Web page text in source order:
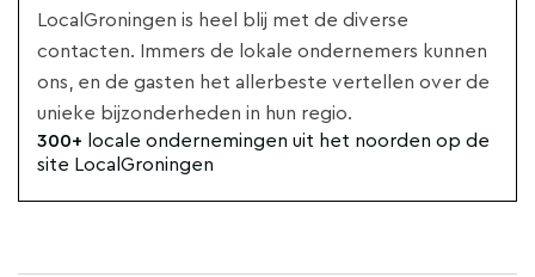
LocalGroningen is heel blij met de diverse
contacten. Immers de lokale ondernemers kunnen
ons, en de gasten het allerbeste vertellen over de
unieke bijzonderheden in hun regio.
300+ locale ondernemingen uit het noorden op de
site LocalGroningen